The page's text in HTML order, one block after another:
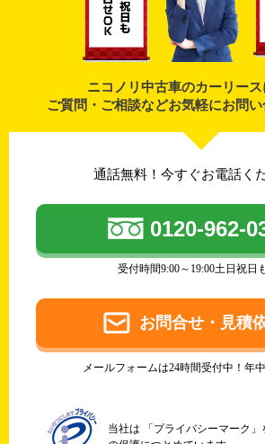
ニコノリ中古車のカーリー
ご質問・ご相談などお気軽にお問
通話無料！今すぐお電話く
0120-962-
受付時間9:00～19:00土日祝日
お問合せ・見積
メールフォームは24時間受付中！年
当社は 「プライバシーマーク